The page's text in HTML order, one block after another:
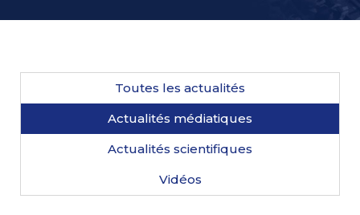
Toutes les actualités
Actualités médiatiques
Actualités scientifiques
Vidéos